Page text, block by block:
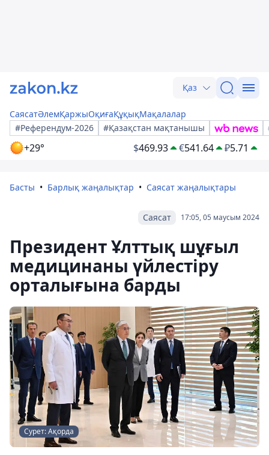
Қаз
СаясатӘлемҚаржыОқиғаҚұқықМақалалар
#Референдум-2026
#Қазақстан мақтанышы
+29° $469.93 €541.64 ₽5.71
Басты Барлық жаңалықтар Саясат жаңалықтары
17:05, 05 маусым 2024
Саясат
Президент Ұлттық шұғыл
медицинаны үйлестіру
орталығына барды
Сурет: Ақорда